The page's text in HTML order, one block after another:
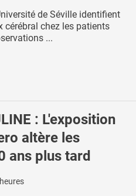
de Séville identifient
cérébral chez les patients
...
: L'exposition
altère les
ans plus tard